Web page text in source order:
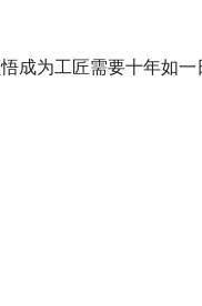
成为工匠需要十年如